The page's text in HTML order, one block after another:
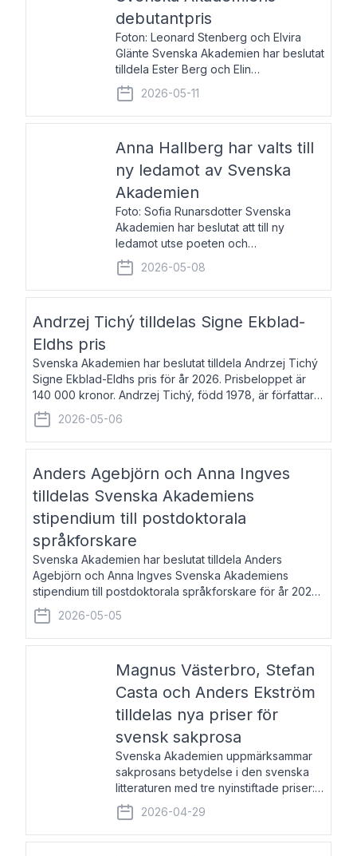
debutantpris
Foton: Leonard Stenberg och Elvira
Glänte Svenska Akademien har beslutat
tilldela Ester Berg och Elin
Michaelsdotter Svenska Akademiens
debutantpris för år 2026. Priset är
nyinstiftat och syftar till att lyfta fram
2026-05-11
Anna Hallberg har valts till
ny ledamot av Svenska
Akademien
Foto: Sofia Runarsdotter Svenska
Akademien har beslutat att till ny
ledamot utse poeten och
litteraturkritikern Anna Hallberg. Hon
efterträder poeten Tua Forsström på
stol 18 och kommer att ta sitt inträde vid
2026-05-08
Andrzej Tichý tilldelas Signe Ekblad-
Eldhs pris
Svenska Akademien har beslutat tilldela Andrzej Tichý
Signe Ekblad-Eldhs pris för år 2026. Prisbeloppet är
140 000 kronor. Andrzej Tichý, född 1978, är författare
och kulturskribent. Han debuterade 2005 med den
lovordade romanen Sex liter l
2026-05-06
Anders Agebjörn och Anna Ingves
tilldelas Svenska Akademiens
stipendium till postdoktorala
språkforskare
Svenska Akademien har beslutat tilldela Anders
Agebjörn och Anna Ingves Svenska Akademiens
stipendium till postdoktorala språkforskare för år 2026.
Stipendiebeloppet är 75 000 kronor per mottagare.
Anders Agebjörn, född 1984, är universitet
2026-05-05
Magnus Västerbro, Stefan
Casta och Anders Ekström
tilldelas nya priser för
svensk sakprosa
Svenska Akademien uppmärksammar
sakprosans betydelse i den svenska
litteraturen med tre nyinstiftade priser:
Svenska Akademiens pris till
framstående författare av svensk
sakprosa som i år går till Magnus
2026-04-29